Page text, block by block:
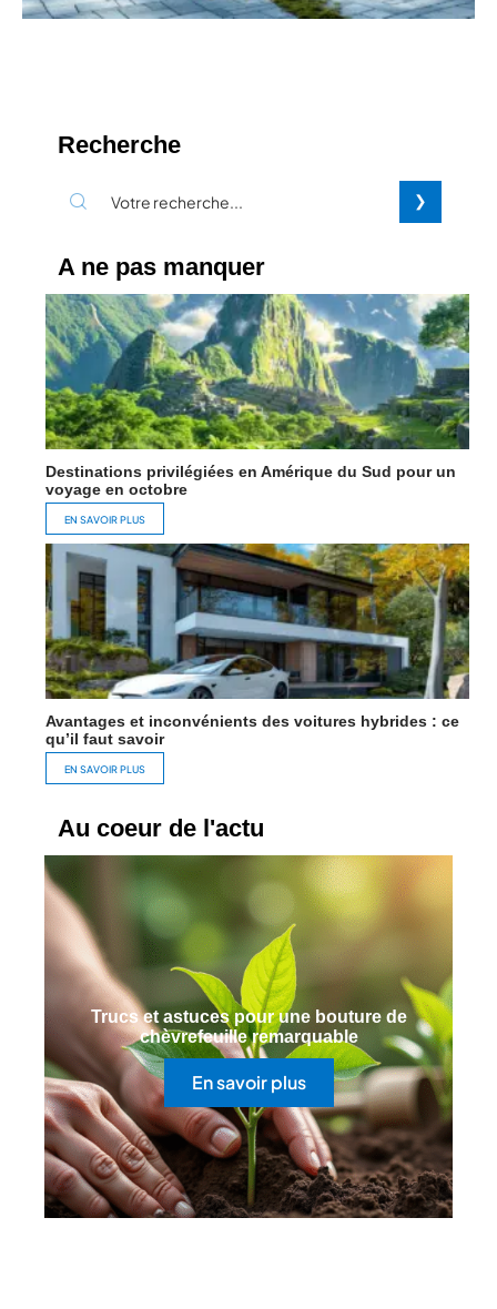
Recherche
A ne pas manquer
Destinations privilégiées en Amérique du Sud pour un
voyage en octobre
EN SAVOIR PLUS
Avantages et inconvénients des voitures hybrides : ce
qu’il faut savoir
EN SAVOIR PLUS
Au coeur de l'actu
Trucs et astuces pour une bouture de
chèvrefeuille remarquable
En savoir plus